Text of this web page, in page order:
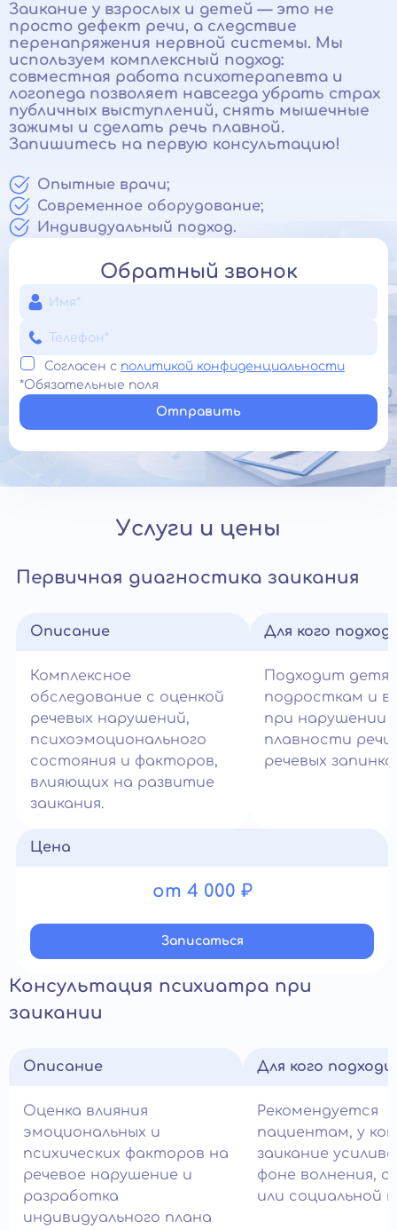
Заикание у взрослых и детей — это не
просто дефект речи, а следствие
перенапряжения нервной системы. Мы
используем комплексный подход:
совместная работа психотерапевта и
логопеда позволяет навсегда убрать страх
публичных выступлений, снять мышечные
зажимы и сделать речь плавной.
Запишитесь на первую консультацию!
Опытные врачи;
Современное оборудование;
Индивидуальный подход.
Обратный звонок
Согласен с политикой конфиденциальности
*Обязательные поля
Отправить
Услуги и цены
Первичная диагностика заикания
Описание
Комплексное
обследование с оценкой
речевых нарушений,
психоэмоционального
состояния и факторов,
влияющих на развитие
заикания.
Для кого
Подходит
подросткам и
при нарушении
плавности речи
речевых
Цена
от 4 000 ₽
Записатьcя
Консультация психиатра при
заикании
Описание
Оценка влияния
эмоциональных и
психических факторов на
речевое нарушение и
разработка
индивидуального плана
Для кого
Рекомендуется
пациентам, у
заикание
фоне волнения,
или социальной